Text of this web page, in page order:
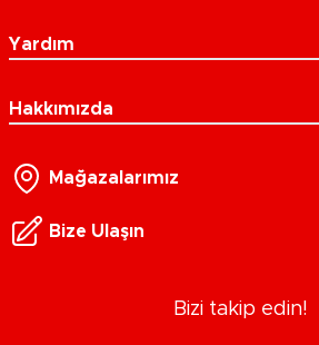
Yardım
Hakkımızda
Mağazalarımız
Bize Ulaşın
Bizi takip edin!